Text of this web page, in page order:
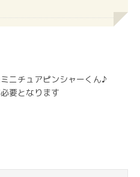
ニチュアピンシャーくん♪
要となります